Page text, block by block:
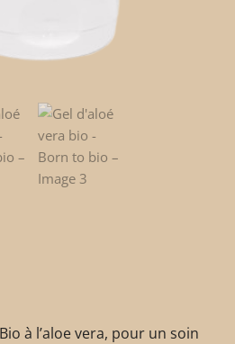
à l’aloe vera, pour un soin